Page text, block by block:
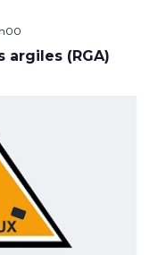
(RGA)